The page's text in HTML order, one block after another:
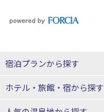
宿泊プランから探す
北海道
ホテル・旅館・宿から探す